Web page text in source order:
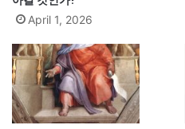
April 1, 2026